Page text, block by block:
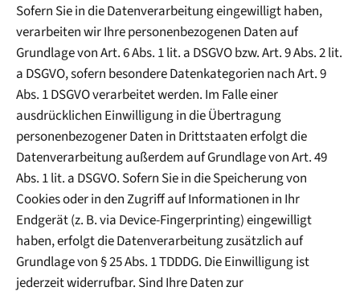
Sofern Sie in die Datenverarbeitung eingewilligt haben,
verarbeiten wir Ihre personenbezogenen Daten auf
Grundlage von Art. 6 Abs. 1 lit. a DSGVO bzw. Art. 9 Abs. 2 lit.
a DSGVO, sofern besondere Datenkategorien nach Art. 9
Abs. 1 DSGVO verarbeitet werden. Im Falle einer
ausdrücklichen Einwilligung in die Übertragung
personenbezogener Daten in Drittstaaten erfolgt die
Datenverarbeitung außerdem auf Grundlage von Art. 49
Abs. 1 lit. a DSGVO. Sofern Sie in die Speicherung von
Cookies oder in den Zugriff auf Informationen in Ihr
Endgerät (z. B. via Device-Fingerprinting) eingewilligt
haben, erfolgt die Datenverarbeitung zusätzlich auf
Grundlage von § 25 Abs. 1 TDDDG. Die Einwilligung ist
jederzeit widerrufbar. Sind Ihre Daten zur